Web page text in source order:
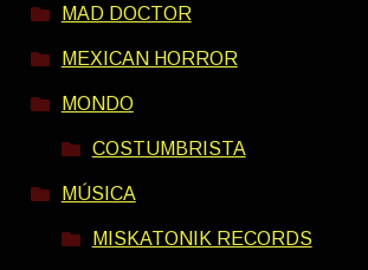
MAD DOCTOR
MEXICAN HORROR
MONDO
COSTUMBRISTA
MÚSICA
MISKATONIK RECORDS